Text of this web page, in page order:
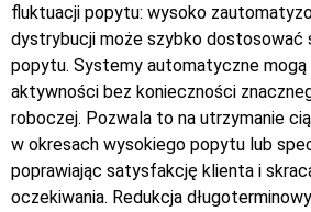
fluktuacji popytu: wysoko
dystrybucji może szybko dostosować
popytu. Systemy automatyczne
aktywności bez konieczności
roboczej. Pozwala to na utrzymanie
w okresach wysokiego popytu lub
poprawiając satysfakcję klienta i
oczekiwania. Redukcja